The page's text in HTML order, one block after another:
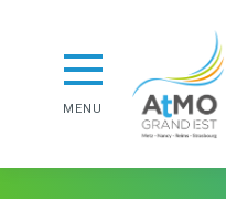
Aller au premier menu de
Aller à la recherche
MENU
ATMO GrandEst